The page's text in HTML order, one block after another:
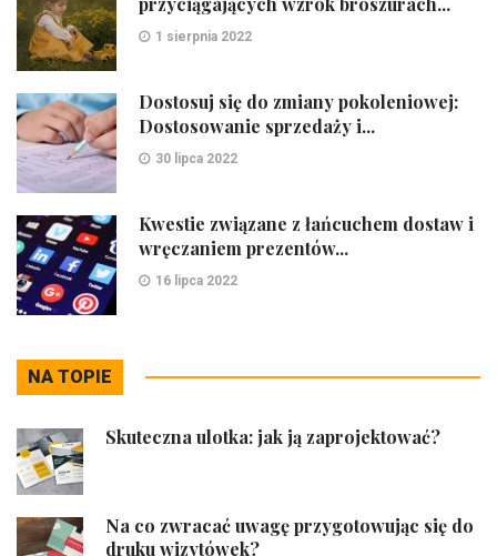
1 sierpnia 2022
Dostosuj się do zmiany pokoleniowej:
Dostosowanie sprzedaży i...
30 lipca 2022
Kwestie związane z łańcuchem dostaw i
wręczaniem prezentów...
16 lipca 2022
NA TOPIE
Skuteczna ulotka: jak ją zaprojektować?
Na co zwracać uwagę przygotowując się do
druku wizytówek?